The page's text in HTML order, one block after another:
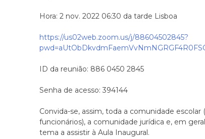
Hora: 2 nov. 2022 06:30 da tarde Lisboa
https://us02web.zoom.us/j/88604502845?
ID da reunião: 886 0450 2845
Senha de acesso: 394144
Convida-se, assim, toda a comunidade escolar
funcionários), a comunidade jurídica e, em
tema a assistir à Aula Inaugural.